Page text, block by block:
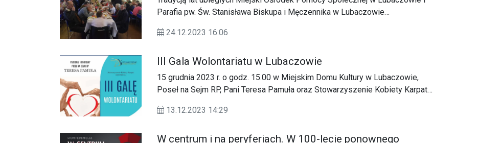
Parafia pw. Św. Stanisława Biskupa i Męczennika w Lubaczowie
starszych, ubogich i samotnych z terenu Miasta i Gminy Lubaczów.
24.12.2023 16:06
III Gala Wolontariatu w Lubaczowie
15 grudnia 2023 r. o godz. 15.00 w Miejskim Domu Kultury w Lubaczowie,
Poseł na Sejm RP, Pani Teresa Pamuła oraz Stowarzyszenie Kobiety Karpat
połączone z obchodami Międzynarodowego Dnia Wolontariusza.
13.12.2023 14:29
W centrum i na peryferiach. W 100-lecie ponownego